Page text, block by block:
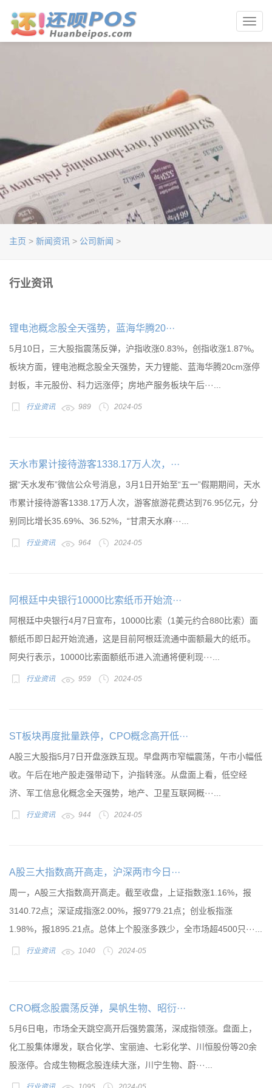
主页 > 新闻资讯 > 公司新闻 >
行业资讯
锂电池概念股全天强势，蓝海华腾20···
5月10日，三大股指震荡反弹，沪指收涨0.83%，创指收涨1.87%。
板块方面，锂电池概念股全天强势，天力锂能、蓝海华腾20cm涨停
封板，丰元股份、科力远涨停；房地产服务板块午后···...
行业资讯 989 2024-05
天水市累计接待游客1338.17万人次，···
据“天水发布”微信公众号消息，3月1日开始至“五一”假期期间，天水
市累计接待游客1338.17万人次，游客旅游花费达到76.95亿元，分
别同比增长35.69%、36.52%，“甘肃天水麻···...
行业资讯 964 2024-05
阿根廷中央银行10000比索纸币开始流···
阿根廷中央银行4月7日宣布，10000比索（1美元约合880比索）面
额纸币即日起开始流通，这是目前阿根廷流通中面额最大的纸币。
阿央行表示，10000比索面额纸币进入流通将便利现···...
行业资讯 959 2024-05
ST板块再度批量跌停，CPO概念高开低···
A股三大股指5月7日开盘涨跌互现。早盘两市窄幅震荡，午市小幅低
收。午后在地产股走强带动下，沪指转涨。从盘面上看，低空经
济、军工信息化概念全天强势，地产、卫星互联网概···...
行业资讯 944 2024-05
A股三大指数高开高走，沪深两市今日···
周一，A股三大指数高开高走。截至收盘，上证指数涨1.16%，报
3140.72点；深证成指涨2.00%，报9779.21点；创业板指涨
1.98%，报1895.21点。总体上个股涨多跌少，全市场超4500只···...
行业资讯 1040 2024-05
CRO概念股震荡反弹，昊帆生物、昭衍···
5月6日电，市场全天跳空高开后强势震荡，深成指领涨。盘面上，
化工股集体爆发，联合化学、宝丽迪、七彩化学、川恒股份等20余
股涨停。合成生物概念股连续大涨，川宁生物、蔚···...